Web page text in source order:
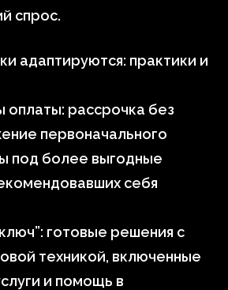
спрос.
адаптируются: практики и
оплаты: рассрочка без
первоначального
под более выгодные
себя
готовые решения с
техникой, включенные
и помощь в